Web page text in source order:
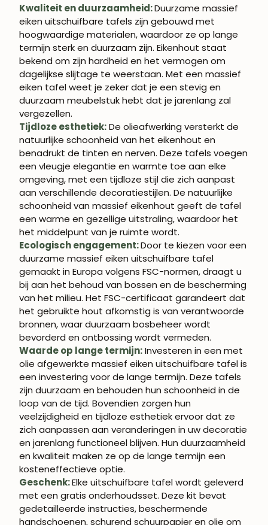
Kwaliteit en duurzaamheid:Duurzame massief
eiken uitschuifbare tafels zijn gebouwd met
hoogwaardige materialen, waardoor ze op lange
termijn sterk en duurzaam zijn. Eikenhout staat
bekend om zijn hardheid en het vermogen om
dagelijkse slijtage te weerstaan. Met een massief
eiken tafel weet je zeker dat je een stevig en
duurzaam meubelstuk hebt dat je jarenlang zal
vergezellen.
Tijdloze esthetiek:De olieafwerking versterkt de
natuurlijke schoonheid van het eikenhout en
benadrukt de tinten en nerven. Deze tafels voegen
een vleugje elegantie en warmte toe aan elke
omgeving, met een tijdloze stijl die zich aanpast
aan verschillende decoratiestijlen. De natuurlijke
schoonheid van massief eikenhout geeft de tafel
een warme en gezellige uitstraling, waardoor het
het middelpunt van je ruimte wordt.
Ecologisch engagement:Door te kiezen voor een
duurzame massief eiken uitschuifbare tafel
gemaakt in Europa volgens FSC-normen, draagt u
bij aan het behoud van bossen en de bescherming
van het milieu. Het FSC-certificaat garandeert dat
het gebruikte hout afkomstig is van verantwoorde
bronnen, waar duurzaam bosbeheer wordt
bevorderd en ontbossing wordt vermeden.
Waarde op lange termijn:Investeren in een met
olie afgewerkte massief eiken uitschuifbare tafel is
een investering voor de lange termijn. Deze tafels
zijn duurzaam en behouden hun schoonheid in de
loop van de tijd. Bovendien zorgen hun
veelzijdigheid en tijdloze esthetiek ervoor dat ze
zich aanpassen aan veranderingen in uw decoratie
en jarenlang functioneel blijven. Hun duurzaamheid
en kwaliteit maken ze op de lange termijn een
kosteneffectieve optie.
Geschenk:Elke uitschuifbare tafel wordt geleverd
met een gratis onderhoudsset. Deze kit bevat
gedetailleerde instructies, beschermende
handschoenen, schurend schuurpapier en olie om